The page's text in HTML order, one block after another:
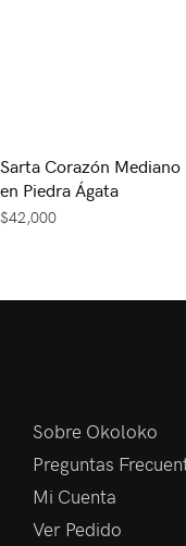
Sarta Corazón Mediano
en Piedra Ágata
$42,000
Sobre Okoloko
Preguntas
Mi Cuenta
Ver Pedido